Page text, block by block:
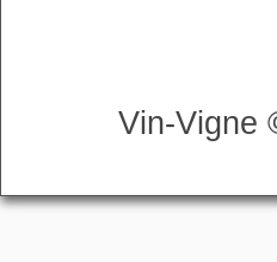
Vin-Vigne